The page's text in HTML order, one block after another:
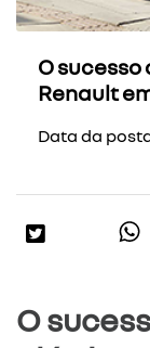
O
Renault
Data da
O